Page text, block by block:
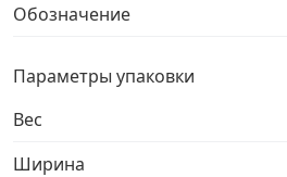
Грузовой крепеж
Комплекты и наборы крепежа
Обозначение
Параметры упаковки
Вес
Ширина